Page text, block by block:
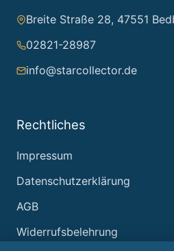
Breite Straße 28, 47551
02821-28987
info@starcollector.de
Rechtliches
Impressum
Datenschutzerklärung
AGB
Widerrufsbelehrung